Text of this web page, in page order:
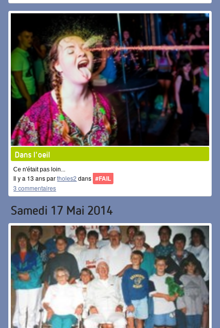
Dans l'oeil
Ce n'était pas loin...
Il y a 13 ans partholes2 dans #FAIL
3 commentaires
Samedi 17 Mai 2014